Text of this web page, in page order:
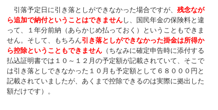
引落予定日に引き落としができなかった場合ですが、残念なが
ら追加で納付ということはできませんし、国民年金の保険料と違
って、１年分前納（あらかじめ払っておく）ということもできま
せん。そして、もちろん引き落としができなかった掛金は所得か
ら控除ということもできません （ちなみに確定申告時に添付する
払込証明書では１０～１２月の予定額が記載されていて、そこで
は引き落としできなかった１０月も予定額として６８０００円と
記載されていましたが、あくまで控除できるのは実際に拠出した
額だけです）。